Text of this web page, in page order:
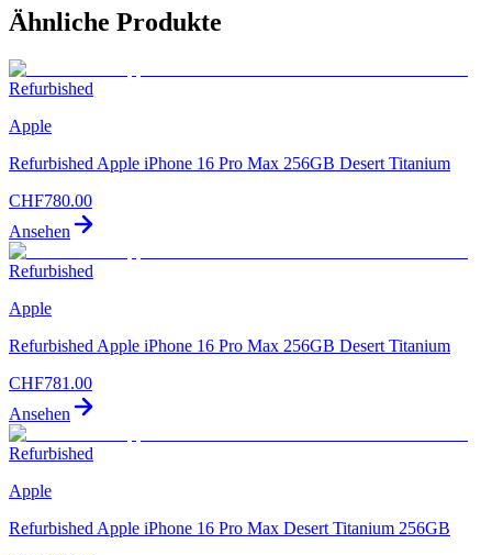
Ähnliche Produkte
Refurbished
Apple
Refurbished Apple iPhone 16 Pro Max 256GB Desert Titanium
CHF780.00
Ansehen
Refurbished
Apple
Refurbished Apple iPhone 16 Pro Max 256GB Desert Titanium
CHF781.00
Ansehen
Refurbished
Apple
Refurbished Apple iPhone 16 Pro Max Desert Titanium 256GB